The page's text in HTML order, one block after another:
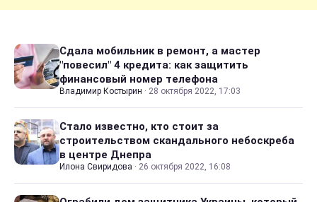
Сдала мобильник в ремонт, а мастер
"повесил" 4 кредита: как защитить
финансовый номер телефона
Владимир Костырин · 28 октября 2022, 17:03
Стало известно, кто стоит за
строительством скандального небоскреба
в центре Днепра
Илона Свиридова · 26 октября 2022, 16:08